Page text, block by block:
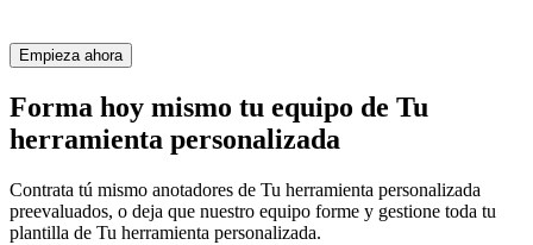
Empieza ahora
Forma hoy mismo tu equipo de Tu
herramienta personalizada
Contrata tú mismo anotadores de Tu herramienta personalizada
preevaluados, o deja que nuestro equipo forme y gestione toda tu
plantilla de Tu herramienta personalizada.